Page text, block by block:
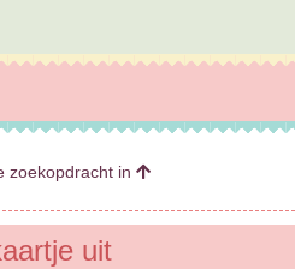
zoekopdracht in
uit